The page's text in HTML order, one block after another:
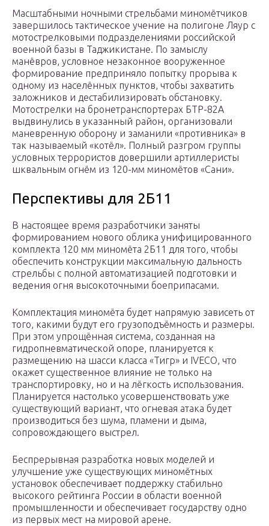
Масштабными ночными стрельбами миномётчиков
завершилось тактическое учение на полигоне Ляур с
мотострелковыми подразделениями российской
военной базы в Таджикистане. По замыслу
манёвров, условное незаконное вооруженное
формирование предприняло попытку прорыва к
одному из населённых пунктов, чтобы захватить
заложников и дестабилизировать обстановку.
Мотострелки на бронетранспортерах БТР-82А
выдвинулись в указанный район, организовали
маневренную оборону и заманили «противника» в
так называемый «котёл». Полный разгром группы
условных террористов довершили артиллеристы
шквальным огнём из 120-мм миномётов «Сани».
Перспективы для 2Б11
В настоящее время разработчики заняты
формированием нового облика унифицированного
комплекта 120 мм миномёта 2Б11 для того, чтобы
обеспечить конструкции максимальную дальность
стрельбы с полной автоматизацией подготовки и
ведения огня высокоточными боеприпасами.
Комплектация миномёта будет напрямую зависеть от
того, какими будут его грузоподъёмность и размеры.
При этом упрощённая система, созданная на
гидропневматической опоре, планируется к
размещению на шасси класса «Тигр» и IVECO, что
окажет существенное влияние не только на
транспортировку, но и на лёгкость использования.
Планируется настолько усовершенствовать уже
существующий вариант, что огневая атака будет
производиться без шума, пламени и дыма,
сопровождающего выстрел.
Беспрерывная разработка новых моделей и
улучшение уже существующих миномётных
установок обеспечивает поддержку стабильно
высокого рейтинга России в области военной
промышленности и обеспечивает государству одно
из первых мест на мировой арене.